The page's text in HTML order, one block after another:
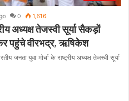
0 1,616
अध्यक्ष तेजस्वी सूर्या सैकड़ों
पहुंचे वीरभद्र, ऋषिकेश
जनता युवा मोर्चा के राष्ट्रीय अध्यक्ष तेजस्वी सूर्या